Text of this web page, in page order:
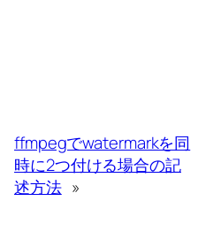
ffmpegでwatermarkを同
時に2つ付ける場合の記
述方法 »